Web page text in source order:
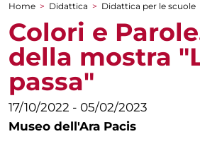
Tu sei qui
Home > Didattica > Didattica per le scuole
Colori e
della mostra
passa"
17/10/2022 - 05/02/2023
Museo dell'Ara Pacis